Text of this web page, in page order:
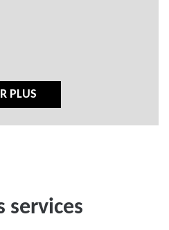
PLUS
services